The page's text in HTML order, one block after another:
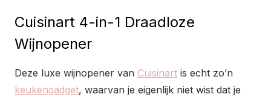
Cuisinart 4-in-1 Draadloze
Wijnopener
Deze luxe wijnopener van Cuisinart is echt zo’n
keukengadget, waarvan je eigenlijk niet wist dat je